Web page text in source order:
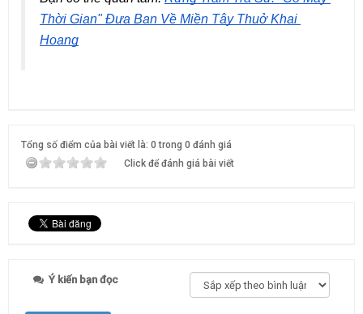
Thời Gian" Đưa Bạn Về Miền Tây Thuở Khai
Hoang
Tổng số điểm của bài viết là: 0 trong 0 đánh giá
Click để đánh giá bài viết
Ý kiến bạn đọc